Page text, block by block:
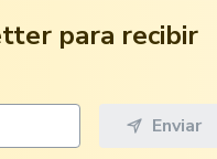
para recibir